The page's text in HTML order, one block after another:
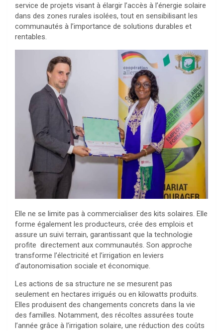
service de projets visant à élargir l’accès à l’énergie solaire
dans des zones rurales isolées, tout en sensibilisant les
communautés à l’importance de solutions durables et
rentables.
Elle ne se limite pas à commercialiser des kits solaires. Elle
forme également les producteurs, crée des emplois et
assure un suivi terrain, garantissant que la technologie
profite directement aux communautés. Son approche
transforme l’électricité et l’irrigation en leviers
d’autonomisation sociale et économique.
Les actions de sa structure ne se mesurent pas
seulement en hectares irrigués ou en kilowatts produits.
Elles produisent des changements concrets dans la vie
des familles. Notamment, des récoltes assurées toute
l’année grâce à l’irrigation solaire, une réduction des coûts